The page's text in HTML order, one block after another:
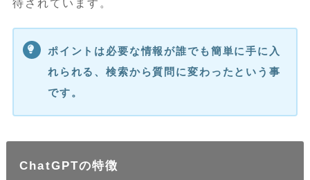
待されています。
ポイントは必要な情報が誰でも簡単に手に入
れられる、検索から質問に変わったという事
です。
ChatGPTの特徴